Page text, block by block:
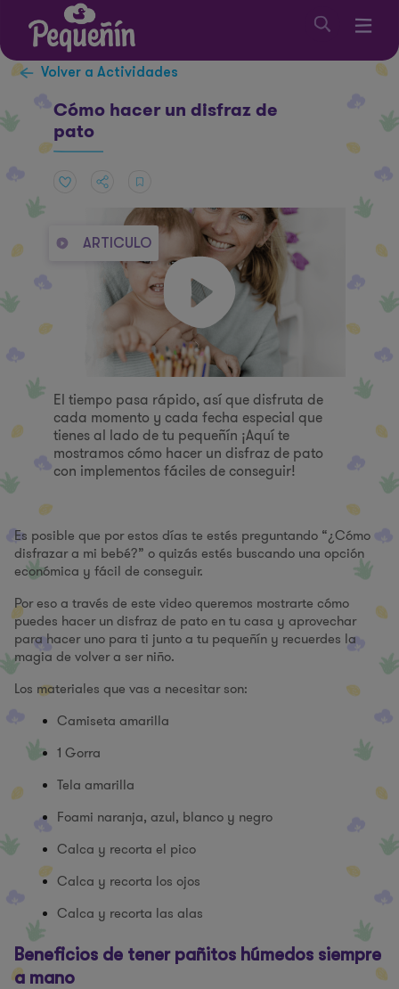
Volver a Actividades
Cómo hacer un disfraz de
pato
ARTICULO
El tiempo pasa rápido, así que disfruta de
cada momento y cada fecha especial que
tienes al lado de tu pequeñín ¡Aquí te
mostramos cómo hacer un disfraz de pato
con implementos fáciles de conseguir!
Es posible que por estos días te estés preguntando “¿Cómo
disfrazar a mi bebé?” o quizás estés buscando una opción
económica y fácil de conseguir.
Por eso a través de este video queremos mostrarte cómo
puedes hacer un disfraz de pato en tu casa y aprovechar
para hacer uno para ti junto a tu pequeñín y recuerdes la
magia de volver a ser niño.
Los materiales que vas a necesitar son:
Camiseta amarilla
1 Gorra
Tela amarilla
Foami naranja, azul, blanco y negro
Calca y recorta el pico
Calca y recorta los ojos
Calca y recorta las alas
Beneficios de tener pañitos húmedos siempre
a mano